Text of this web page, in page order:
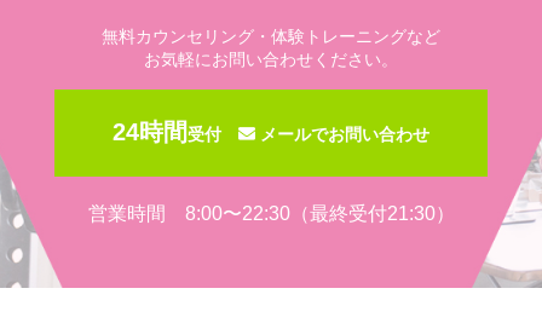
無料カウンセリング・体験トレーニングなど
お気軽にお問い合わせください。
24時間受付 メールでお問い合わせ
営業時間 8:00〜22:30（最終受付21:30）